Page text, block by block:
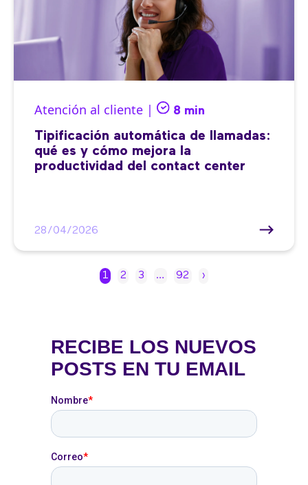
Atención al cliente | 8 min
Tipificación automática de llamadas:
qué es y cómo mejora la
productividad del contact center
28/04/2026
1 2 3 … 92 ›